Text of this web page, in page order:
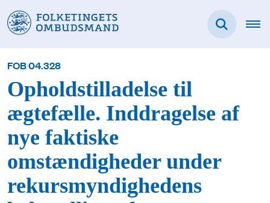
FOB 04.328
Opholdstilladelse til
ægtefælle. Inddragelse af
nye faktiske
omstændigheder under
rekursmyndighedens